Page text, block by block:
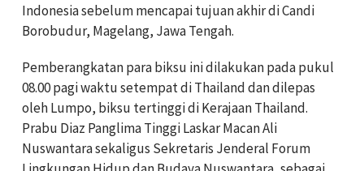
Indonesia sebelum mencapai tujuan akhir di Candi
Borobudur, Magelang, Jawa Tengah.
Pemberangkatan para biksu ini dilakukan pada pukul
08.00 pagi waktu setempat di Thailand dan dilepas
oleh Lumpo, biksu tertinggi di Kerajaan Thailand.
Prabu Diaz Panglima Tinggi Laskar Macan Ali
Nuswantara sekaligus Sekretaris Jenderal Forum